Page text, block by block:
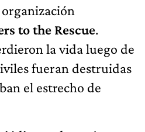
to the Rescue.
la vida luego de
fueran destruidas
el estrecho de